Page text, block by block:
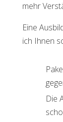
mehr
Eine
ich Ihnen
Die